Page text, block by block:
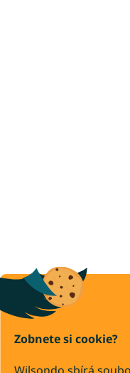
Zobnete si cookie?